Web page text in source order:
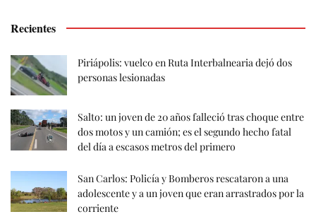
Recientes
Piriápolis: vuelco en Ruta Interbalnearia dejó dos
personas lesionadas
Salto: un joven de 20 años falleció tras choque entre
dos motos y un camión; es el segundo hecho fatal
del día a escasos metros del primero
San Carlos: Policía y Bomberos rescataron a una
adolescente y a un joven que eran arrastrados por la
corriente